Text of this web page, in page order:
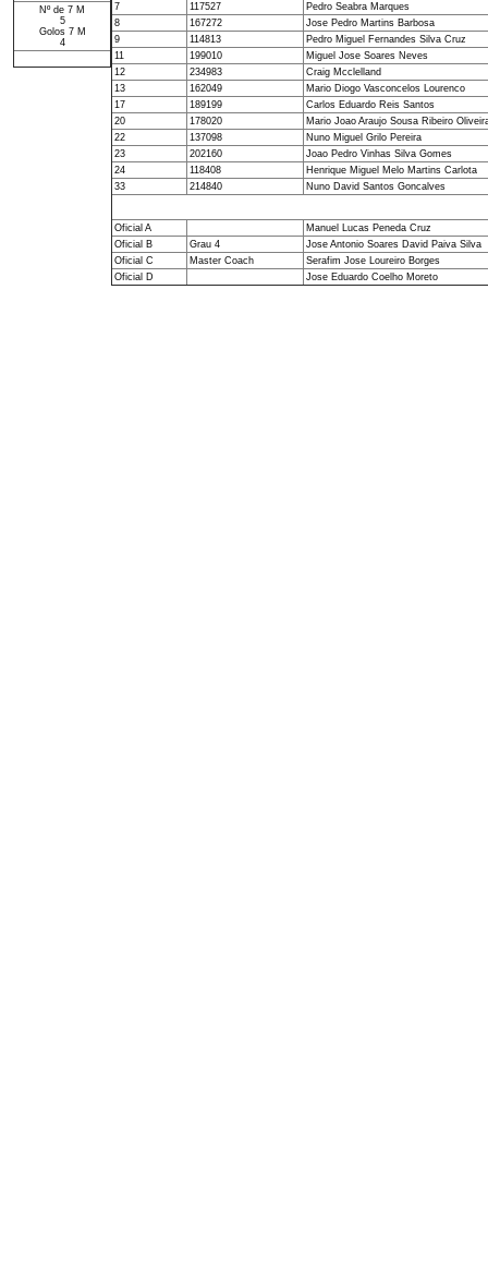
Nº de 7 M
5
Golos 7 M
4
7
117527
Pedro Seabra Marques
8
167272
Jose Pedro Martins Barbosa
9
114813
Pedro Miguel Fernandes Silva Cruz
11
199010
Miguel Jose Soares Neves
12
234983
Craig Mcclelland
13
162049
Mario Diogo Vasconcelos Lourenco
17
189199
Carlos Eduardo Reis Santos
20
178020
Mario Joao Araujo Sousa Ribeiro
22
137098
Nuno Miguel Grilo Pereira
23
202160
Joao Pedro Vinhas Silva Gomes
24
118408
Henrique Miguel Melo Martins Carlota
33
214840 Nuno David Santos Goncalves
Oficial A
Manuel Lucas Peneda Cruz
Oficial B
Grau 4
Jose Antonio Soares David Paiva Silva
Oficial C
Master Coach
Serafim Jose Loureiro Borges
Oficial D
Jose Eduardo Coelho Moreto